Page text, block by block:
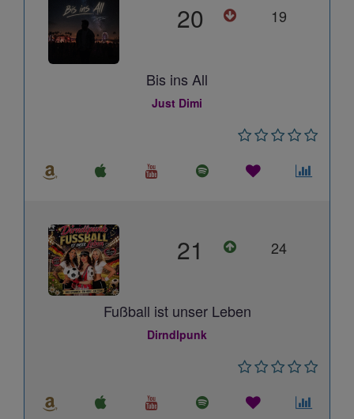
20 19
Bis ins All
Just Dimi
21 24
Fußball ist unser Leben
Dirndlpunk